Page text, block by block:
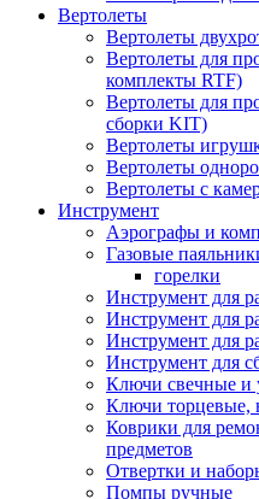
Вертолеты
Вертолеты
Вертолеты для
комплекты RTF)
Вертолеты для
сборки KIT)
Вертолеты
Вертолеты
Вертолеты с
Инструмент
Аэрографы и
Газовые
горелки
Инструмент для
Инструмент для
Инструмент для
Инструмент для
Ключи свечные и
Ключи торцевые,
Коврики для
предметов
Отвертки и
Помпы ручные